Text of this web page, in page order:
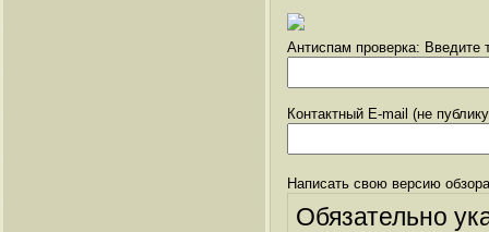
Антиспам проверка: Введите
Контактный E-mail (не
Написать свою версию
Обязательно